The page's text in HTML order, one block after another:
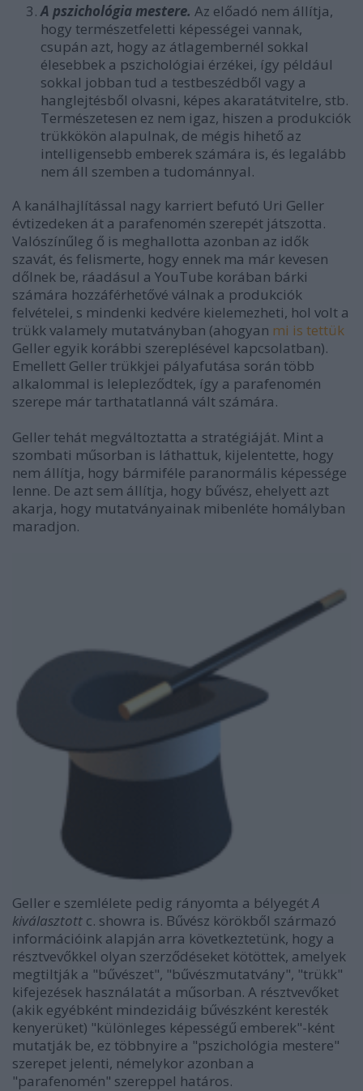
A pszichológia mestere. Az előadó nem állítja,
hogy természetfeletti képességei vannak,
csupán azt, hogy az átlagembernél sokkal
élesebbek a pszichológiai érzékei, így például
sokkal jobban tud a testbeszédből vagy a
hanglejtésből olvasni, képes akaratátvitelre, stb.
Természetesen ez nem igaz, hiszen a produkciók
trükkökön alapulnak, de mégis hihető az
intelligensebb emberek számára is, és legalább
nem áll szemben a tudománnyal.
A kanálhajlítással nagy karriert befutó Uri Geller
évtizedeken át a parafenomén szerepét játszotta.
Valószínűleg ő is meghallotta azonban az idők
szavát, és felismerte, hogy ennek ma már kevesen
dőlnek be, ráadásul a YouTube korában bárki
számára hozzáférhetővé válnak a produkciók
felvételei, s mindenki kedvére kielemezheti, hol volt a
trükk valamely mutatványban (ahogyan mi is tettük
Geller egyik korábbi szereplésével kapcsolatban).
Emellett Geller trükkjei pályafutása során több
alkalommal is lelepleződtek, így a parafenomén
szerepe már tarthatatlanná vált számára.
Geller tehát megváltoztatta a stratégiáját. Mint a
szombati műsorban is láthattuk, kijelentette, hogy
nem állítja, hogy bármiféle paranormális képessége
lenne. De azt sem állítja, hogy bűvész, ehelyett azt
akarja, hogy mutatványainak mibenléte homályban
maradjon.
Geller e szemlélete pedig rányomta a bélyegétA
kiválasztott c. showra is. Bűvész körökből származó
információink alapján arra következtetünk, hogy a
résztvevőkkel olyan szerződéseket kötöttek, amelyek
megtiltják a "bűvészet", "bűvészmutatvány", "trükk"
kifejezések használatát a műsorban. A résztvevőket
(akik egyébként mindezidáig bűvészként keresték
kenyerüket) "különleges képességű emberek"-ként
mutatják be, ez többnyire a "pszichológia mestere"
szerepet jelenti, némelykor azonban a
"parafenomén" szereppel határos.